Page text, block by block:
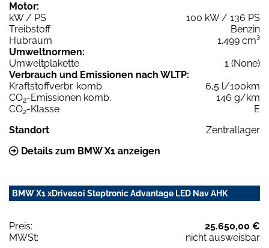
Motor:
kW / PS
100 kW / 136 PS
Treibstoff
Benzin
Hubraum
1.499 cm³
Umweltnormen:
Umweltplakette
1 (None)
Verbrauch und Emissionen nach WLTP:
Kraftstoffverbr. komb.
6,5 l/100km
CO2-Emissionen komb.
146 g/km
CO2-Klasse
E
Standort
Zentrallager
Details zum BMW X1 anzeigen
BMW X1 xDrive20i Steptronic Advantage LED Nav AHK
Preis:
25.650,00 €
MWSt:
nicht ausweisbar